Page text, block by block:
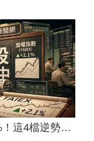
記憶體二哥重挫近5%！這4檔逆勢上漲